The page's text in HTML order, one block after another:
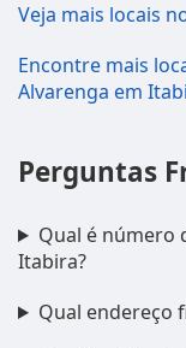
Veja mais locais
Encontre mais
Alvarenga em
Perguntas
Qual é número
Itabira?
Qual endereço